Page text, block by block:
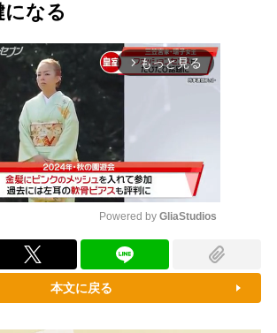
になる
arrow_forward_ios もっと見る
Powered by GliaStudios
本文に戻る